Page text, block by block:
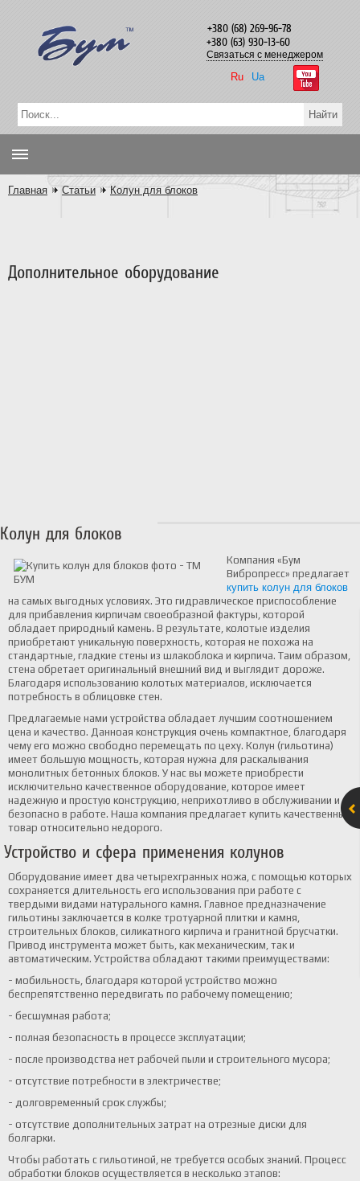
Ru Ua
+380 (68) 269-96-78
+380 (63) 930-13-60
Связаться с менеджером
Главная Статьи Колун для блоков
Дополнительное оборудование
Колун для блоков
​Компания «Бум
Вибропресс» предлагает
купить колун для блоков
на самых выгодных условиях. Это гидравлическое приспособление
для прибавления кирпичам своеобразной фактуры, которой
обладает природный камень. В результате, колотые изделия
приобретают уникальную поверхность, которая не похожа на
стандартные, гладкие стены из шлакоблока и кирпича. Таим образом,
стена обретает оригинальный внешний вид и выглядит дороже.
Благодаря использованию колотых материалов, исключается
потребность в облицовке стен.
Предлагаемые нами устройства обладает лучшим соотношением
цена и качество. Данноая конструкция очень компактное, благодаря
чему его можно свободно перемещать по цеху. Колун (гильотина)
имеет большую мощность, которая нужна для раскалывания
монолитных бетонных блоков. У нас вы можете приобрести
исключительно качественное оборудование, которое имеет
надежную и простую конструкцию, неприхотливо в обслуживании и
безопасно в работе. Наша компания предлагает купить качественный
товар относительно недорого.
Устройство и сфера применения колунов
Оборудование имеет два четырехгранных ножа, с помощью которых
сохраняется длительность его использования при работе с
твердыми видами натурального камня. Главное предназначение
гильотины заключается в колке тротуарной плитки и камня,
строительных блоков, силикатного кирпича и гранитной брусчатки.
Привод инструмента может быть, как механическим, так и
автоматическим. Устройства обладают такими преимуществами:
- мобильность, благодаря которой устройство можно
беспрепятственно передвигать по рабочему помещению;
- бесшумная работа;
- полная безопасность в процессе эксплуатации;
- после производства нет рабочей пыли и строительного мусора;
- отсутствие потребности в электричестве;
- долговременный срок службы;
- отсутствие дополнительных затрат на отрезные диски для
болгарки.
Чтобы работать с гильотиной, не требуется особых знаний. Процесс
обработки блоков осуществляется в несколько этапов: